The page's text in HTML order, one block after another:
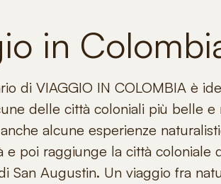
in
di VIAGGIO IN COLOMBIA è
delle città coloniali più belle e
alcune esperienze
e poi raggiunge la città coloniale
San Augustin. Un viaggio fra